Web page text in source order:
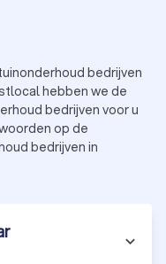
bedrijven
hebben we de
bedrijven voor u
op de
bedrijven in